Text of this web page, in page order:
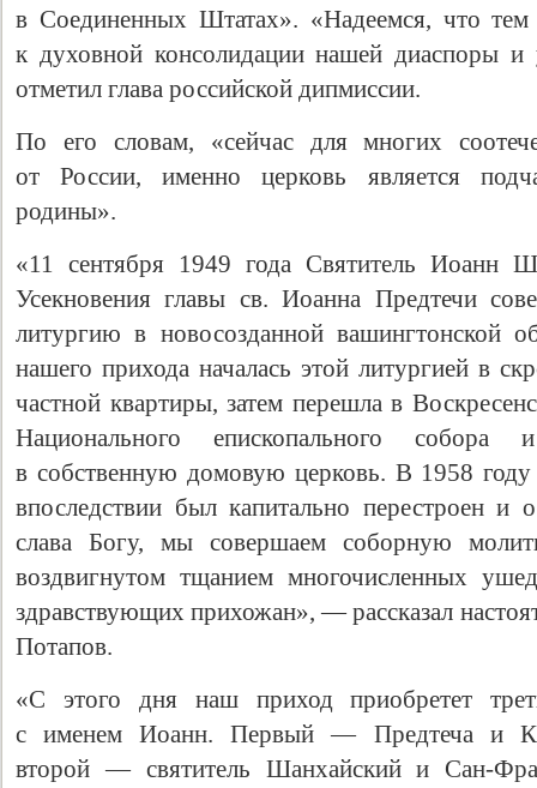
в Соединенных Штатах». «Надеемся, что
к духовной консолидации нашей диаспоры
отметил глава российской дипмиссии.
По его словам, «сейчас для многих
от России, именно церковь является
родины».
«11 сентября 1949 года Святитель Иоанн
Усекновения главы св. Иоанна Предтечи
литургию в новосозданной вашингтонской
нашего прихода началась этой литургией в
частной квартиры, затем перешла в
Национального епископального
в собственную домовую церковь. В 1958
впоследствии был капитально перестроен и
слава Богу, мы совершаем соборную
воздвигнутом тщанием многочисленных
здравствующих прихожан», — рассказал
Потапов.
«С этого дня наш приход приобретет
с именем Иоанн. Первый — Предтеча и
второй — святитель Шанхайский и Сан-
Свидетельство